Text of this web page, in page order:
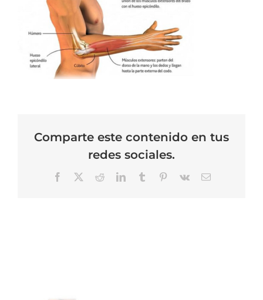
Comparte este contenido en tus
redes sociales.
Facebook RedditLinkedInTumblr Pinterest
Vk
Correo